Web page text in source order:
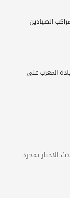
الصيادين
المغرب على
الاخبار بمجرد